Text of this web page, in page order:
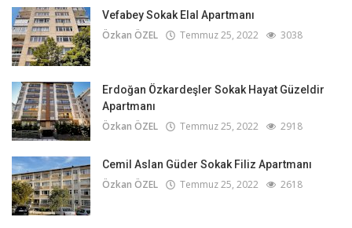
Vefabey Sokak Elal Apartmanı
Özkan ÖZEL Temmuz 25, 2022 3038
Erdoğan Özkardeşler Sokak Hayat Güzeldir
Apartmanı
Özkan ÖZEL Temmuz 25, 2022 2918
Cemil Aslan Güder Sokak Filiz Apartmanı
Özkan ÖZEL Temmuz 25, 2022 2618